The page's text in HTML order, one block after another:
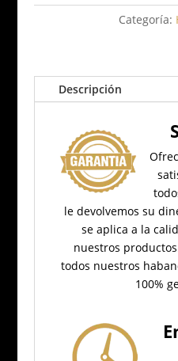
Categoría:
Descripción
le devolvemos su
se aplica a la
nuestros
todos nuestros
100%